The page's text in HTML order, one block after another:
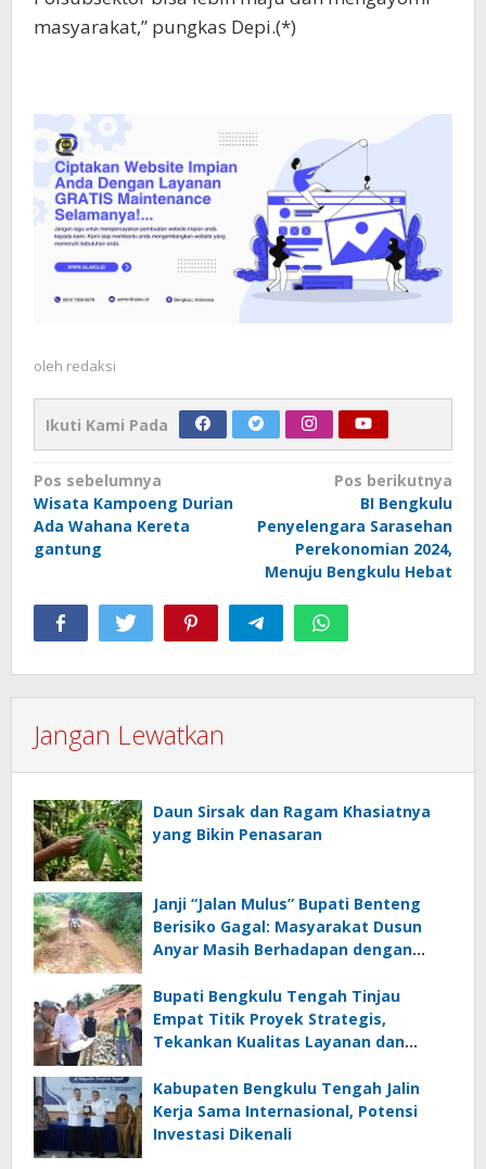
masyarakat,’’ pungkas Depi.(*)
oleh redaksi
Ikuti Kami Pada
Navigasi
pos
Pos sebelumnya
Wisata Kampoeng Durian
Ada Wahana Kereta
gantung
Pos berikutnya
BI Bengkulu
Penyelengara Sarasehan
Perekonomian 2024,
Menuju Bengkulu Hebat
Jangan Lewatkan
Daun Sirsak dan Ragam Khasiatnya
yang Bikin Penasaran
Janji “Jalan Mulus” Bupati Benteng
Berisiko Gagal: Masyarakat Dusun
Anyar Masih Berhadapan dengan
Bupati Bengkulu Tengah Tinjau
Empat Titik Proyek Strategis,
Tekankan Kualitas Layanan dan
Kabupaten Bengkulu Tengah Jalin
Kerja Sama Internasional, Potensi
Investasi Dikenali